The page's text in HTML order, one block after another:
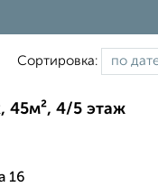
Сортировка:
45м², 4/5 этаж
16